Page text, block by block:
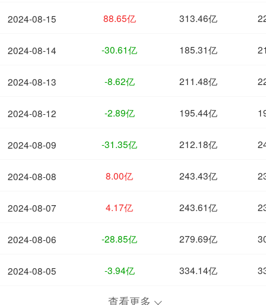
2024-08-15
2024-08-14
2024-08-13
2024-08-12
2024-08-09
2024-08-08
2024-08-07
2024-08-06
2024-08-05
88.65亿 313.46亿
-30.61亿 185.31亿
-8.62亿 211.48亿
-2.89亿 195.44亿
-31.35亿 212.18亿
8.00亿 243.43亿
4.17亿 243.61亿
-28.85亿 279.69亿
-3.94亿 334.14亿
查看更多